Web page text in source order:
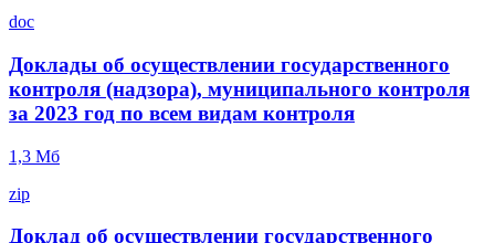
doc
Доклады об осуществлении государственного
контроля (надзора), муниципального контроля
за 2023 год по всем видам контроля
1,3 Mб
zip
Доклад об осуществлении государственного